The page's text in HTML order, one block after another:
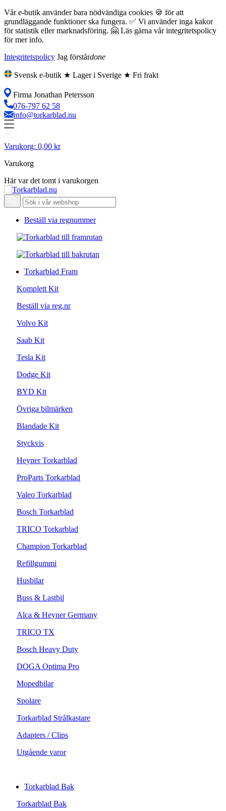
Vår e-butik använder bara nödvändiga cookies 🍪 för att
grundläggande funktioner ska fungera. ✅ Vi använder inga kakor
för statistik eller marknadsföring. 🤗 Läs gärna vår integritetspolicy
för mer info.
Integritetspolicy Jag förstårdone
Svensk e-butik ★ Lager i Sverige ★ Fri frakt
Firma Jonathan Petersson
076-797 62 58
info@torkarblad.nu
Varukorg: 0,00 kr
Varukorg
Här var det tomt i varukorgen
Beställ via regnummer
Torkarblad Fram
Komplett Kit
Beställ via reg.nr
Volvo Kit
Saab Kit
Tesla Kit
Dodge Kit
BYD Kit
Övriga bilmärken
Blandade Kit
Styckvis
Heyner Torkarblad
ProParts Torkarblad
Valeo Torkarblad
Bosch Torkarblad
TRICO Torkarblad
Champion Torkarblad
Refillgummi
Husbilar
Buss & Lastbil
Alca & Heyner Germany
TRICO TX
Bosch Heavy Duty
DOGA Optima Pro
Mopedbilar
Spolare
Torkarblad Strålkastare
Adapters / Clips
Utgående varor
Torkarblad Bak
Torkarblad Bak